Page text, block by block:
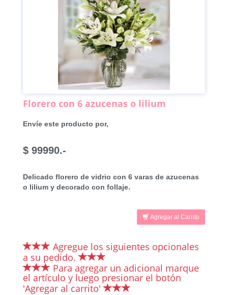
Florero con 6 azucenas o lilium
Envíe este producto por,
$ 99990.-
Delicado florero de vidrio con 6 varas de azucenas
o lilium y decorado con follaje.
Agregar al Carrito
Agregue los siguientes opcionales
a su pedido.
Para agregar un adicional marque
el artículo y luego presionar el botón
'Agregar al carrito'